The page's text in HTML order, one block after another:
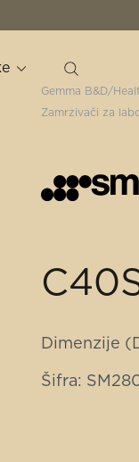
Gemma B&D
Zamrzivači za
Dimenzije
Šifra: